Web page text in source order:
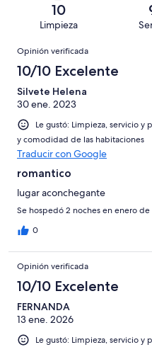
opiniones
opiniones
de
opiniones
Basada
de
opiniones
Terrible.
Basada
de
opiniones
10
Limpieza
Opiniones
Opinión verificada
10/10 Excelente
Silvete Helena
30 ene. 2023
Le gustó: Limpieza, servicio
y comodidad de las habitaciones
Traducir con Google
romantico
lugar aconchegante
Se hospedó 2 noches en enero
0
Opinión verificada
10/10 Excelente
FERNANDA
13 ene. 2026
Le gustó: Limpieza, servicio